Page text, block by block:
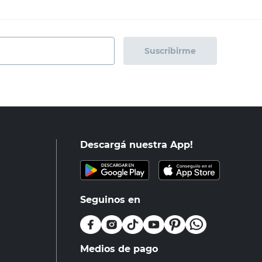
Suscribirme
Descargá nuestra App!
Seguinos en
Medios de pago